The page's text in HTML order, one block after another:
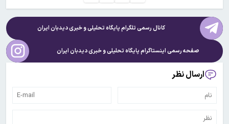
کانال رسمی تلگرام پایگاه تحلیلی و خبریدیدبان ایران
صفحه رسمی اینستاگرام پایگاه تحلیلی و خبریدیدبان ایران
ارسال نظر